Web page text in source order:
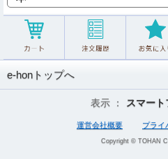
e-honトップへ
表示 ： スマート
運営会社概要 プライ
Copyright © TOHAN